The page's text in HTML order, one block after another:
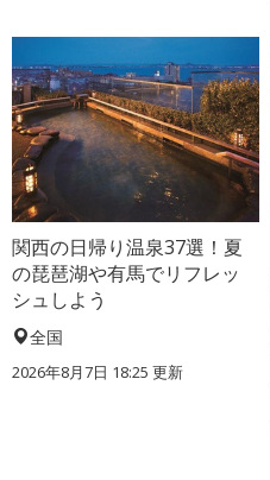
関西の日帰り温泉37選！夏
の琵琶湖や有馬でリフレッ
シュしよう
全国
2026年8月7日 18:25 更新